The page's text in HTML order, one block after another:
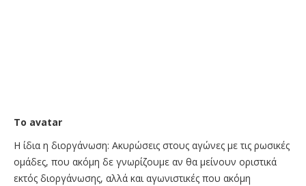
Το avatar
Η ίδια η διοργάνωση: Ακυρώσεις στους αγώνες με τις ρωσικές
ομάδες, που ακόμη δε γνωρίζουμε αν θα μείνουν οριστικά
εκτός διοργάνωσης, αλλά και αγωνιστικές που ακόμη